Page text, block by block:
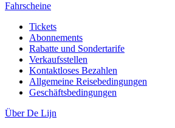
Fahrscheine
Tickets
Abonnements
Rabatte und Sondertarife
Verkaufsstellen
Kontaktloses Bezahlen
Allgemeine Reisebedingungen
Geschäftsbedingungen
Über De Lijn